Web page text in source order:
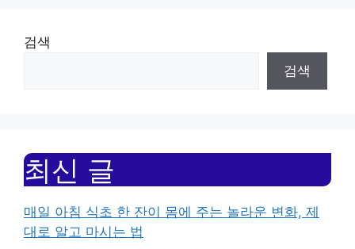
검색
검색
최신 글
매일 아침 식초 한 잔이 몸에 주는 놀라운 변화, 제
대로 알고 마시는 법